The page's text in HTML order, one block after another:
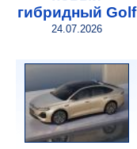
гибридный Golf
24.07.2026